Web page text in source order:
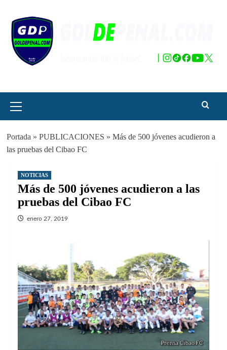
contenido
principal
Portada » PUBLICACIONES » Más de 500 jóvenes acudieron a
las pruebas del Cibao FC
NOTICIAS
Más de 500 jóvenes acudieron a las
pruebas del Cibao FC
enero 27, 2019